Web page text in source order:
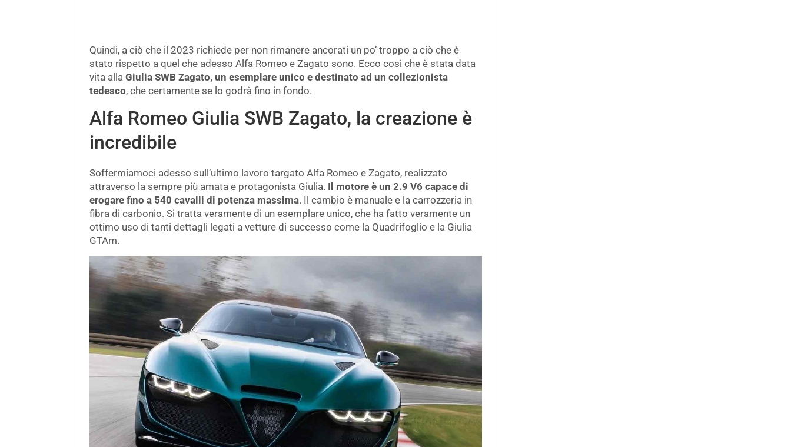
Quindi, a ciò che il 2023 richiede per non rimanere ancorati un po’ troppo a ciò che è
stato rispetto a quel che adesso Alfa Romeo e Zagato sono. Ecco così che è stata data
vita alla Giulia SWB Zagato, un esemplare unico e destinato ad un collezionista
tedesco, che certamente se lo godrà fino in fondo.
Alfa Romeo Giulia SWB Zagato, la creazione è
incredibile
Soffermiamoci adesso sull’ultimo lavoro targato Alfa Romeo e Zagato, realizzato
attraverso la sempre più amata e protagonista Giulia. Il motore è un 2.9 V6 capace di
erogare fino a 540 cavalli di potenza massima. Il cambio è manuale e la carrozzeria in
fibra di carbonio. Si tratta veramente di un esemplare unico, che ha fatto veramente un
ottimo uso di tanti dettagli legati a vetture di successo come la Quadrifoglio e la Giulia
GTAm.